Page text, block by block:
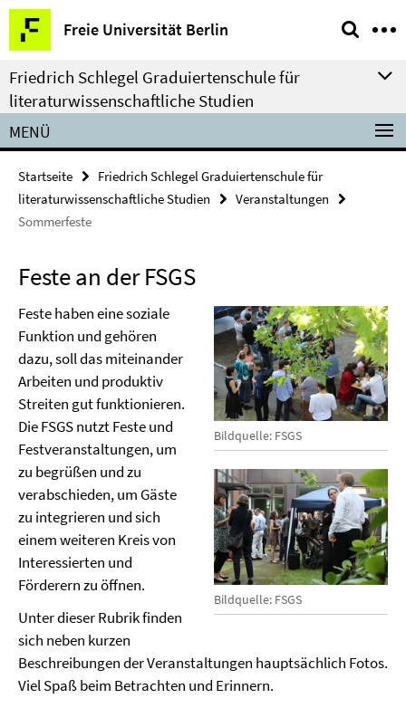
Springe
direkt
zu
Inhalt
Freie Universität Berlin
Service-
Navigation
Friedrich Schlegel Graduiertenschule für
literaturwissenschaftliche Studien
MENÜ
Startseite
Friedrich Schlegel Graduiertenschule für
literaturwissenschaftliche Studien
Veranstaltungen
Sommerfeste
Feste an der FSGS
Bildquelle: FSGS
Bildquelle: FSGS
Feste haben eine soziale
Funktion und gehören
dazu, soll das miteinander
Arbeiten und produktiv
Streiten gut funktionieren.
Die FSGS nutzt Feste und
Festveranstaltungen, um
zu begrüßen und zu
verabschieden, um Gäste
zu integrieren und sich
einem weiteren Kreis von
Interessierten und
Förderern zu öffnen.
Unter dieser Rubrik finden
sich neben kurzen
Beschreibungen der Veranstaltungen hauptsächlich Fotos.
Viel Spaß beim Betrachten und Erinnern.